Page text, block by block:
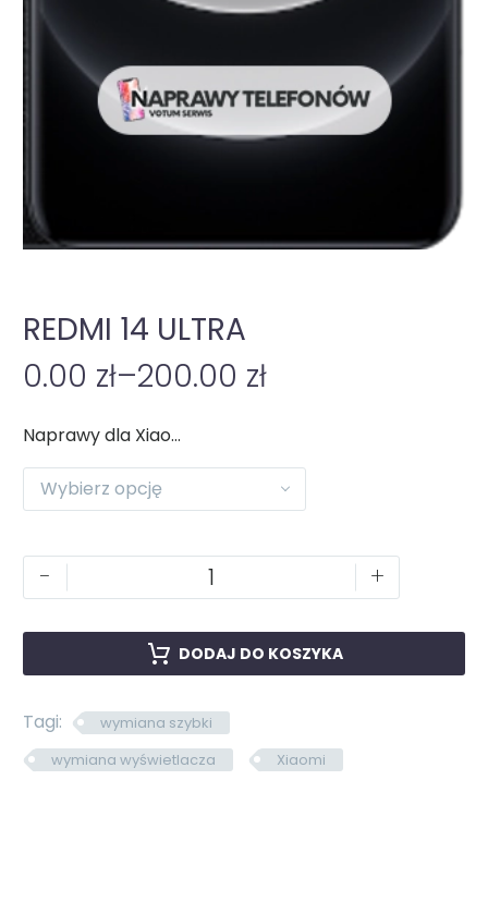
REDMI 14 ULTRA
0.00 zł–200.00 zł
Naprawy dla Xiaomi
Wybierz opcję
- +
DODAJ DO KOSZYKA
Tagi:
wymiana szybki
wymiana wyświetlacza
Xiaomi